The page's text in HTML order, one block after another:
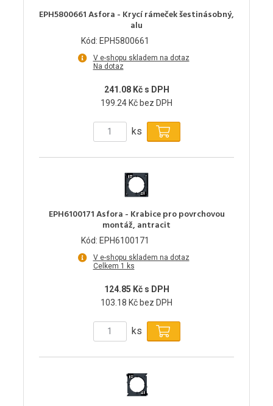
EPH5800661 Asfora - Krycí rámeček šestinásobný,
alu
Kód: EPH5800661
V e-shopu skladem na dotaz
Na dotaz
241.08 Kč s DPH
199.24 Kč bez DPH
ks
EPH6100171 Asfora - Krabice pro povrchovou
montáž, antracit
Kód: EPH6100171
V e-shopu skladem na dotaz
Celkem 1 ks
124.85 Kč s DPH
103.18 Kč bez DPH
ks